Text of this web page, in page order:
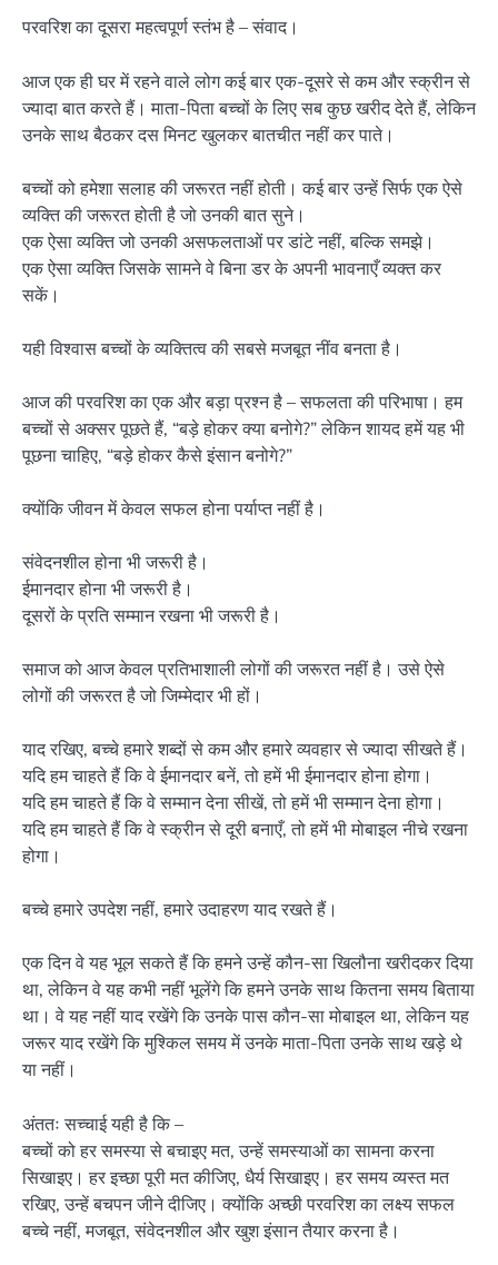
परवरिश का दूसरा महत्वपूर्ण स्तंभ है – संवाद।
आज एक ही घर में रहने वाले लोग कई बार एक-दूसरे से कम और स्क्रीन से
ज्यादा बात करते हैं। माता-पिता बच्चों के लिए सब कुछ खरीद देते हैं, लेकिन
उनके साथ बैठकर दस मिनट खुलकर बातचीत नहीं कर पाते।
बच्चों को हमेशा सलाह की जरूरत नहीं होती। कई बार उन्हें सिर्फ एक ऐसे
व्यक्ति की जरूरत होती है जो उनकी बात सुने।
एक ऐसा व्यक्ति जो उनकी असफलताओं पर डांटे नहीं, बल्कि समझे।
एक ऐसा व्यक्ति जिसके सामने वे बिना डर के अपनी भावनाएँ व्यक्त कर
सकें।
यही विश्वास बच्चों के व्यक्तित्व की सबसे मजबूत नींव बनता है।
आज की परवरिश का एक और बड़ा प्रश्न है – सफलता की परिभाषा। हम
बच्चों से अक्सर पूछते हैं, “बड़े होकर क्या बनोगे?” लेकिन शायद हमें यह भी
पूछना चाहिए, “बड़े होकर कैसे इंसान बनोगे?”
क्योंकि जीवन में केवल सफल होना पर्याप्त नहीं है।
संवेदनशील होना भी जरूरी है।
ईमानदार होना भी जरूरी है।
दूसरों के प्रति सम्मान रखना भी जरूरी है।
समाज को आज केवल प्रतिभाशाली लोगों की जरूरत नहीं है। उसे ऐसे
लोगों की जरूरत है जो जिम्मेदार भी हों।
याद रखिए, बच्चे हमारे शब्दों से कम और हमारे व्यवहार से ज्यादा सीखते हैं।
यदि हम चाहते हैं कि वे ईमानदार बनें, तो हमें भी ईमानदार होना होगा।
यदि हम चाहते हैं कि वे सम्मान देना सीखें, तो हमें भी सम्मान देना होगा।
यदि हम चाहते हैं कि वे स्क्रीन से दूरी बनाएँ, तो हमें भी मोबाइल नीचे रखना
होगा।
बच्चे हमारे उपदेश नहीं, हमारे उदाहरण याद रखते हैं।
एक दिन वे यह भूल सकते हैं कि हमने उन्हें कौन-सा खिलौना खरीदकर दिया
था, लेकिन वे यह कभी नहीं भूलेंगे कि हमने उनके साथ कितना समय बिताया
था। वे यह नहीं याद रखेंगे कि उनके पास कौन-सा मोबाइल था, लेकिन यह
जरूर याद रखेंगे कि मुश्किल समय में उनके माता-पिता उनके साथ खड़े थे
या नहीं।
अंततः सच्चाई यही है कि –
बच्चों को हर समस्या से बचाइए मत, उन्हें समस्याओं का सामना करना
सिखाइए। हर इच्छा पूरी मत कीजिए, धैर्य सिखाइए। हर समय व्यस्त मत
रखिए, उन्हें बचपन जीने दीजिए। क्योंकि अच्छी परवरिश का लक्ष्य सफल
बच्चे नहीं, मजबूत, संवेदनशील और खुश इंसान तैयार करना है।